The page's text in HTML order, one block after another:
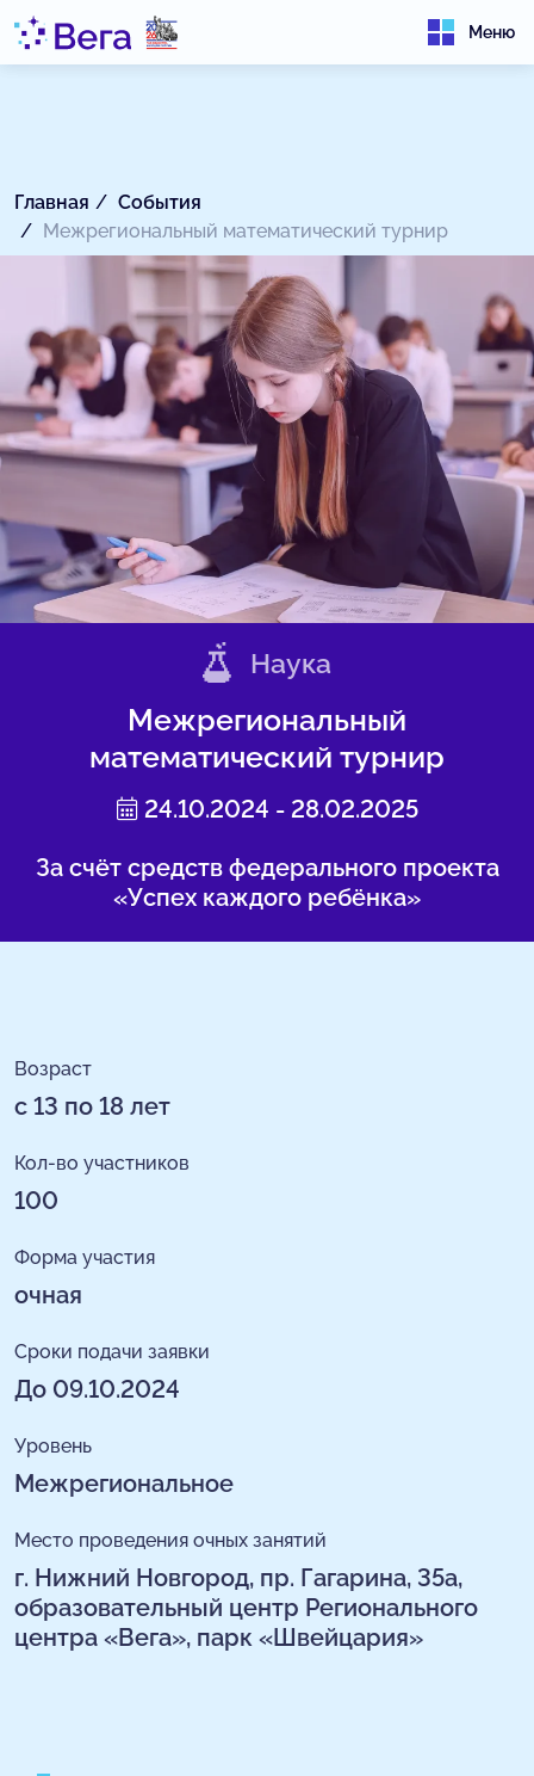
Меню
Главная
События
Межрегиональный математический турнир
Наука
Межрегиональный
математический турнир
24.10.2024 - 28.02.2025
За счёт средств федерального проекта
«Успех каждого ребёнка»
Возраст
с 13 по 18 лет
Кол-во участников
100
Форма участия
очная
Сроки подачи заявки
До 09.10.2024
Уровень
Межрегиональное
Место проведения очных занятий
г. Нижний Новгород, пр. Гагарина, 35а,
образовательный центр Регионального
центра «Вега», парк «Швейцария»